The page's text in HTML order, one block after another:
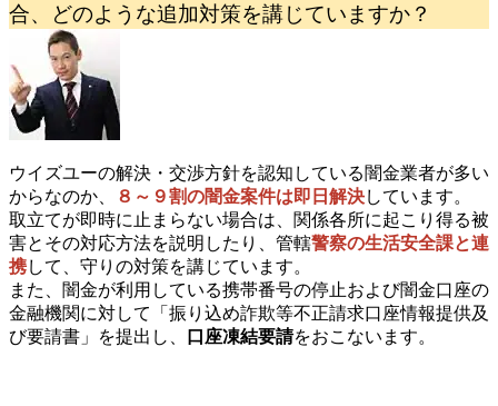
合、どのような追加対策を講じていますか？
ウイズユーの解決・交渉方針を認知している闇金業者が多い
からなのか、
８～９割の闇金案件は即日解決しています。
取立てが即時に止まらない場合は、関係各所に起こり得る被
害とその対応方法を説明したり、管轄警察の生活安全課と連
携して、守りの対策を講じています。
また、闇金が利用している携帯番号の停止および闇金口座の
金融機関に対して「振り込め詐欺等不正請求口座情報提供及
び要請書」を提出し、
口座凍結要請をおこないます。